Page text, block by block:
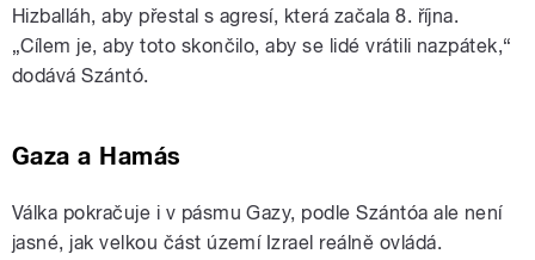
Hizballáh, aby přestal s agresí, která začala 8. října.
„Cílem je, aby toto skončilo, aby se lidé vrátili nazpátek,“
dodává Szántó.
Gaza a Hamás
Válka pokračuje i v pásmu Gazy, podleSzántóaale není
jasné, jak velkou část území Izrael reálně ovládá.